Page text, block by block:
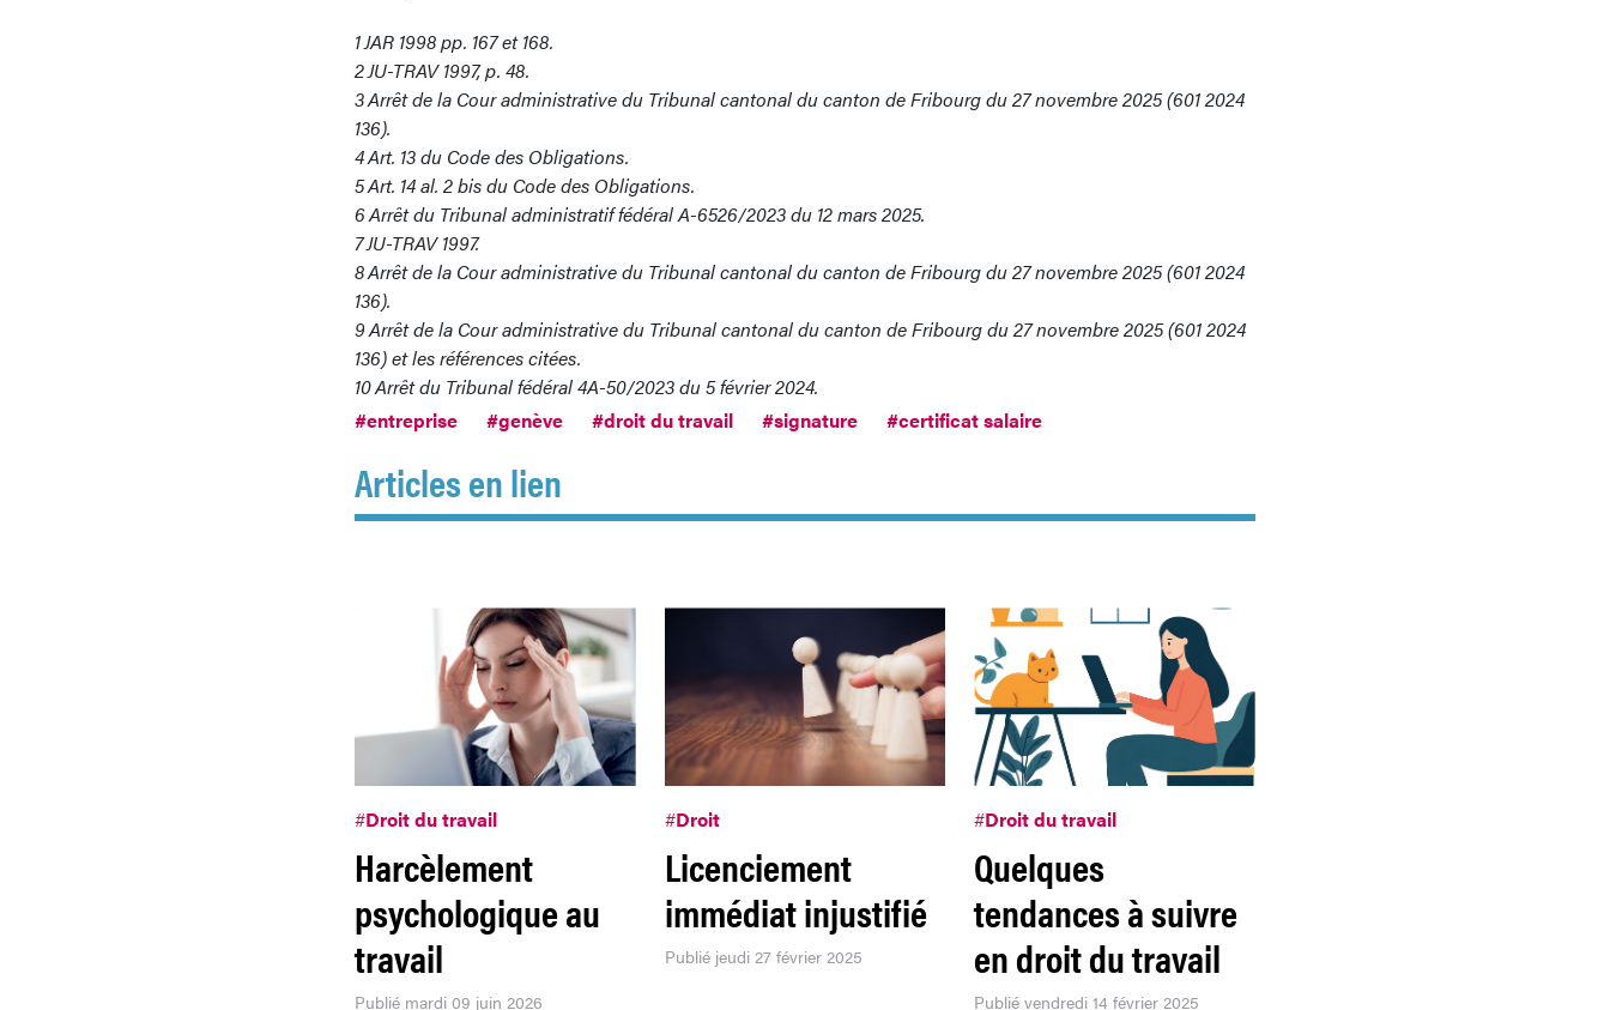
1JAR 1998 pp. 167 et 168.
2JU-TRAV 1997, p. 48.
3Arrêt de la Cour administrative du Tribunal cantonal du canton de Fribourg du 27 novembre 2025 (601 2024
136).
4Art. 13 du Code des Obligations.
5Art. 14 al. 2 bis du Code des Obligations.
6Arrêt du Tribunal administratif fédéral A-6526/2023 du 12 mars 2025.
7JU-TRAV 1997.
8Arrêt de la Cour administrative du Tribunal cantonal du canton de Fribourg du 27 novembre 2025 (601 2024
136).
9Arrêt de la Cour administrative du Tribunal cantonal du canton de Fribourg du 27 novembre 2025 (601 2024
136) et les références citées.
10Arrêt du Tribunal fédéral 4A-50/2023 du 5 février 2024.
#entreprise
#genève #droit du travail #signature #certificat salaire
Articles en lien
#Droit du travail
Harcèlement
psychologique au
travail
Publié mardi 09 juin 2026
#Droit
Licenciement
immédiat injustifié
Publié jeudi 27 février 2025
#Droit du travail
Quelques
tendances à suivre
en droit du travail
Publié vendredi 14 février 2025